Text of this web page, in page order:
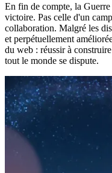
En fin de compte, la
victoire. Pas celle d'un
collaboration. Malgré les
et perpétuellement
du web : réussir à
tout le monde se dispute.